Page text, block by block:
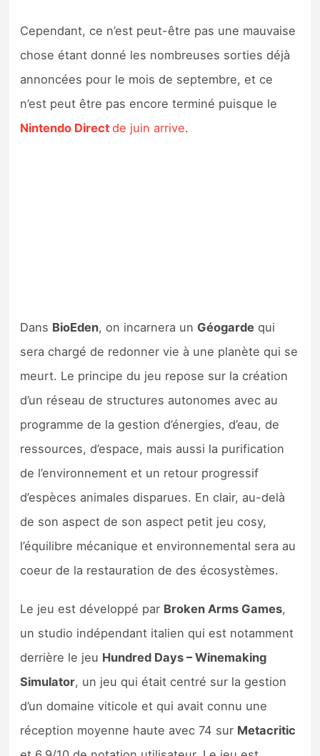
Cependant, ce n’est peut-être pas une mauvaise
chose étant donné les nombreuses sorties déjà
annoncées pour le mois de septembre, et ce
n’est peut être pas encore terminé puisque le
Nintendo Directde juin arrive.
Dans BioEden, on incarnera un Géogarde qui
sera chargé de redonner vie à une planète qui se
meurt. Le principe du jeu repose sur la création
d’un réseau de structures autonomes avec au
programme de la gestion d’énergies, d’eau, de
ressources, d’espace, mais aussi la purification
de l’environnement et un retour progressif
d’espèces animales disparues. En clair, au-delà
de son aspect de son aspect petit jeu cosy,
l’équilibre mécanique et environnemental sera au
coeur de la restauration de des écosystèmes.
Le jeu est développé par Broken Arms Games,
un studio indépendant italien qui est notamment
derrière le jeu Hundred Days – Winemaking
Simulator, un jeu qui était centré sur la gestion
d’un domaine viticole et qui avait connu une
réception moyenne haute avec 74 sur Metacritic